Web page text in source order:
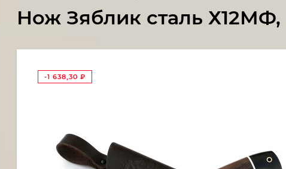
Нож Зяблик сталь Х12МФ,
-1 638,30 ₽